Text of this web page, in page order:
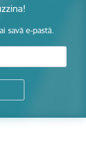
savā e-pastā.